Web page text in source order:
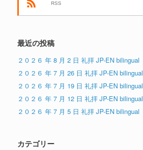
RSS
最近の投稿
２０２６ 年 8 月 2 日 礼拝 JP-EN bilingual
２０２６ 年 7 月 26 日 礼拝 JP-EN bilingual
２０２６ 年 7 月 19 日 礼拝 JP-EN bilingual
２０２６ 年 7 月 12 日 礼拝 JP-EN bilingual
２０２６ 年 7 月 5 日 礼拝 JP-EN bilingual
カテゴリー